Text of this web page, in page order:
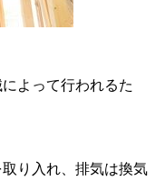
よって行われるた
り入れ、排気は換気